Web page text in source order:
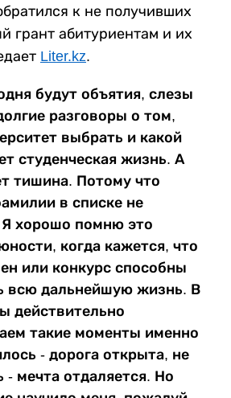
к не получивших
грант абитуриентам и их
Liter.kz.
будут объятия, слезы
разговоры о том,
выбрать и какой
студенческая жизнь. А
тишина. Потому что
в списке не
Я хорошо помню это
когда кажется, что
или конкурс способны
всю дальнейшую жизнь. В
действительно
такие моменты именно
- дорога открыта, не
- мечта отдаляется. Но